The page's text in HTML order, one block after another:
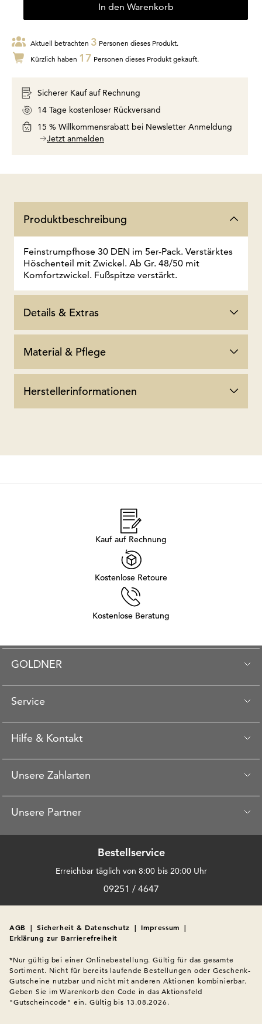
In den Warenkorb
Aktuell betrachten 3 Personen dieses Produkt.
Kürzlich haben 17 Personen dieses Produkt gekauft.
Sicherer Kauf auf Rechnung
14 Tage kostenloser Rückversand
15 % Willkommensrabatt bei Newsletter Anmeldung
Jetzt anmelden
Produktbeschreibung
Feinstrumpfhose 30 DEN im 5er-Pack. Verstärktes
Höschenteil mit Zwickel. Ab Gr. 48/50 mit
Komfortzwickel. Fußspitze verstärkt.
Details & Extras
Material & Pflege
Herstellerinformationen
Kauf auf Rechnung
Kostenlose Retoure
Kostenlose Beratung
GOLDNER
Service
Hilfe & Kontakt
Unsere Zahlarten
Unsere Partner
Bestellservice
Erreichbar täglich von 8:00 bis 20:00 Uhr
09251 / 4647
AGB | Sicherheit & Datenschutz | Impressum |
Erklärung zur Barrierefreiheit
*Nur gültig bei einer Onlinebestellung. Gültig für das gesamte
Sortiment. Nicht für bereits laufende Bestellungen oder Geschenk-
Gutscheine nutzbar und nicht mit anderen Aktionen kombinierbar.
Geben Sie im Warenkorb den Code in das Aktionsfeld
"Gutscheincode" ein. Gültig bis 13.08.2026.